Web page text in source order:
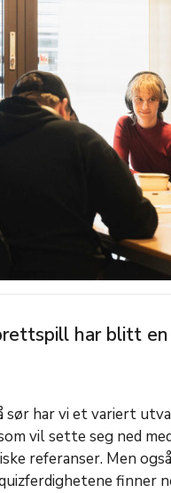
har blitt
har vi et variert
vil sette seg ned
referanser. Men
finner